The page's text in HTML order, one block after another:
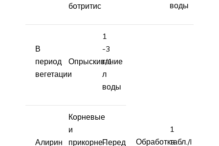
ботритис
воды
В
период
вегетации
Опрыскивание
1
-3
г/1
л
воды
Алирин
Корневые
и
прикорне­Перед Обработка
1
табл./l